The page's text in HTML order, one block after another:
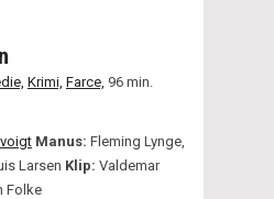
Krimi, Farce, 96 min.
Manus: Fleming Lynge,
Larsen Klip: Valdemar
Folke